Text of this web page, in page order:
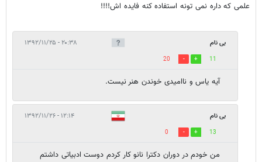
علمی که داره نمی تونه استفاده کنه فایده اش!!!!
بی نام ۲۰:۳۸ - ۱۳۹۲/۱۱/۲۵
11
20
آیه یاس و ناامیدی خوندن هنر نیست.
بی نام ۱۲:۱۴ - ۱۳۹۲/۱۱/۲۶
13
0
من خودم در دوران دکترا نانو کار کردم دوست ادبیاتی داشتم